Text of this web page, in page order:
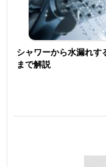
シャワーから水漏れす
まで解説